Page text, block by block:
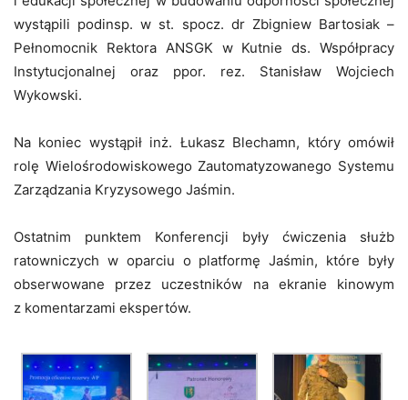
wystąpili podinsp. w st. spocz. dr Zbigniew Bartosiak –
Pełnomocnik Rektora ANSGK w Kutnie ds. Współpracy
Instytucjonalnej oraz ppor. rez. Stanisław Wojciech
Wykowski.
Na koniec wystąpił inż. Łukasz Blechamn, który omówił
rolę Wielośrodowiskowego Zautomatyzowanego Systemu
Zarządzania Kryzysowego Jaśmin.
Ostatnim punktem Konferencji były ćwiczenia służb
ratowniczych w oparciu o platformę Jaśmin, które były
obserwowane przez uczestników na ekranie kinowym
z komentarzami ekspertów.